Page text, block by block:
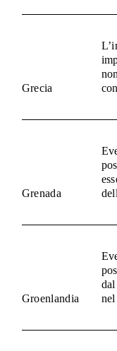
Grecia
Grenada
Groenlandia